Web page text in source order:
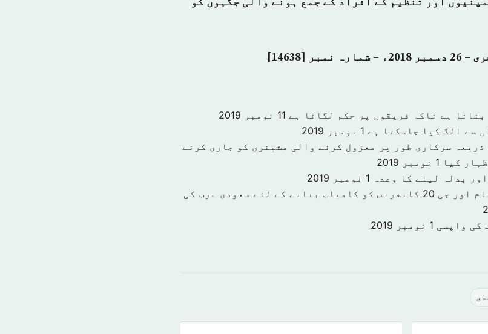
اور تنظیم کے افراد کے جمع ہونے والی جگہوں کو
ہے ناکہ فریقوں پر حکم لگانا ہے 11 نومبر 2019
سے الگ کیا جاسکتا ہے 1 نومبر 2019
سرکاری طور پر معزول کرنے والی مشینری کو جاری کرنے
کیا 1 نومبر 2019
بدلہ لینے کا وعدہ
1 نومبر 2019
«سرمایہ کاری اقدام»کا اختتام اور جی 20 کانفرنس کو کامیاب بنانے کے لئے سعودی عرب کی
کی واپسی 1 نومبر 2019